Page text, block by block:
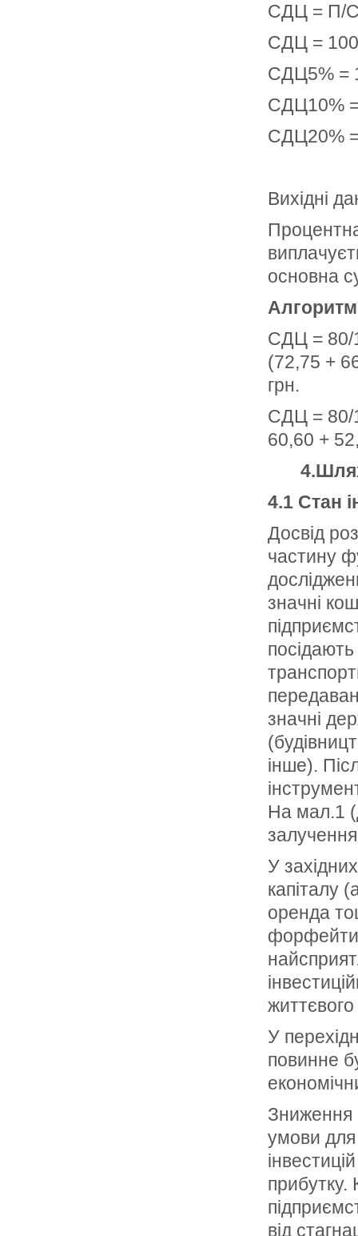
СДЦ = П/
СДЦ =
СДЦ5% =
СДЦ10%
СДЦ20%
Вихідні
основна
Алгоритм
СДЦ = 80/
(72,75 +
грн.
СДЦ = 80/
60,60 +
4.1 Стан
Досвід
частину
значні
значні
інше).
На мал.1
залучення
У
капіталу
оренда
життєвого
У
повинне
Зниження
умови
прибутку.
від